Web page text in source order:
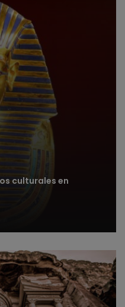
culturales en